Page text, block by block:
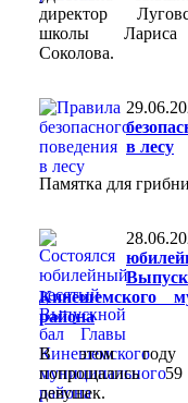
директор
школы Лариса
Соколова.
в лесу
Памятка для
Кинешемского
района
В этом году
попрощались
девушек.